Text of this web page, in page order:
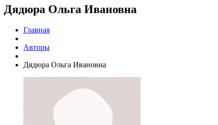
Дядюра Ольга Ивановна
Главная
Авторы
Дядюра Ольга Ивановна